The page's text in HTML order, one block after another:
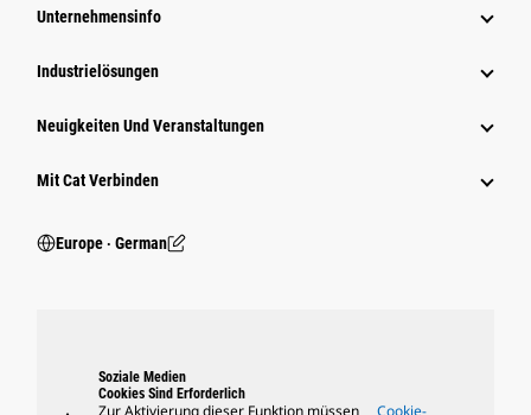
Unternehmensinfo
Industrielösungen
Neuigkeiten Und Veranstaltungen
Mit Cat Verbinden
Europe ‧ German
Soziale Medien
Cookies Sind Erforderlich
Zur Aktivierung dieser Funktion müssen
Cookie-